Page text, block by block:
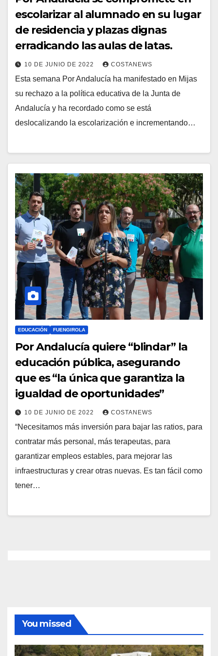
escolarizar al alumnado en su lugar
de residencia y plazas dignas
erradicando las aulas de latas.
10 DE JUNIO DE 2022 COSTANEWS
Esta semana Por Andalucía ha manifestado en Mijas
su rechazo a la política educativa de la Junta de
Andalucía y ha recordado como se está
deslocalizando la escolarización e incrementando…
EDUCACIÓN FUENGIROLA
Por Andalucía quiere “blindar” la
educación pública, asegurando
que es “la única que garantiza la
igualdad de oportunidades”
10 DE JUNIO DE 2022 COSTANEWS
“Necesitamos más inversión para bajar las ratios, para
contratar más personal, más terapeutas, para
garantizar empleos estables, para mejorar las
infraestructuras y crear otras nuevas. Es tan fácil como
tener…
You missed